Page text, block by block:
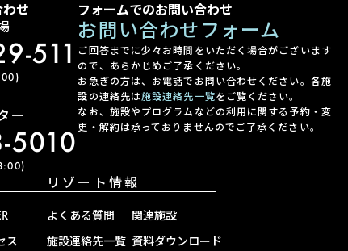
せ
511
ー
5010
フォームでのお問い合わせ
お問い合わせフォーム
ご回答までに少々お時間をいただく場合がございます
ので、あらかじめご了承ください。
お急ぎの方は、お電話でお問い合わせください。各施
設の連絡先は施設連絡先一覧をご覧ください。
なお、施設やプログラムなどの利用に関する予約・変
更・解約は承っておりませんのでご了承ください。
ス
リゾート情報
よくある質問
施設連絡先一覧
関連施設
資料ダウンロード